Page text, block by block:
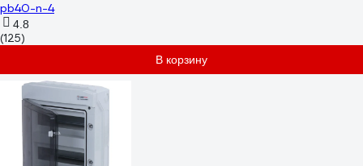
pb40-n-4
4.8
(125)
В корзину